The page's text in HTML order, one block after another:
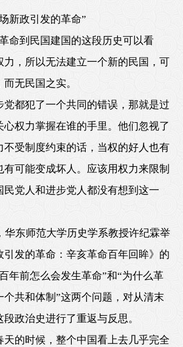
新政引发的革命”
命到民国建国的这段历史可以看
力，所以无法建立一个新的民国，可
无民国之实。
党都犯了一个共同的错误，那就是过
心权力掌握在谁的手里。他们忽视了
不受制度约束的话，当权的好人也有
可能变成坏人。应该用权力来限制
民党人和进步党人都没有想到这一
华东师范大学历史学系教授许纪霖举
引发的革命：辛亥革命百年回眸》的
年前怎么会发生革命”和“为什么革
共和体制”这两个问题，对从清末
政治史进行了重返与反思。
天的时候，整个中国看上去几乎完全